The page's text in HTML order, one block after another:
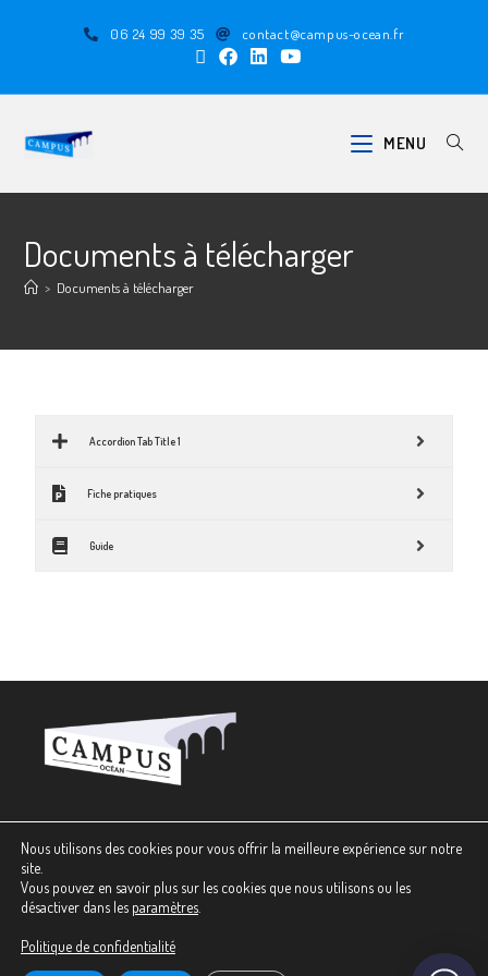
06 24 99 39 35 contact@campus-ocean.fr
MENU
Documents à télécharger
> Documents à télécharger
Accordion Tab Title 1
Fiche pratiques
Guide
Plan du site
Nous utilisons des cookies pour vous offrir la meilleure expérience sur notre
site.
Vous pouvez en savoir plus sur les cookies que nous utilisons ou les
désactiver dans les paramètres
Politique de confidentialité